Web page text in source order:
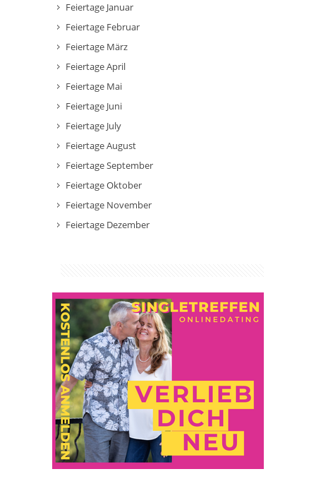
Feiertage Januar
Feiertage Februar
Feiertage März
Feiertage April
Feiertage Mai
Feiertage Juni
Feiertage July
Feiertage August
Feiertage September
Feiertage Oktober
Feiertage November
Feiertage Dezember